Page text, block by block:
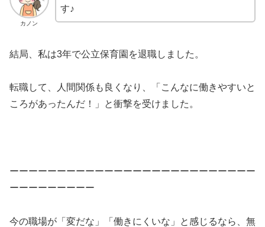
カノン
す♪
結局、私は3年で公立保育園を退職しました。
転職して、人間関係も良くなり、「こんなに働きやすいと
ころがあったんだ！」と衝撃を受けました。
ーーーーーーーーーーーーーーーーーーーーーーーーーー
ーーーーーーーーー
今の職場が「変だな」「働きにくいな」と感じるなら、無